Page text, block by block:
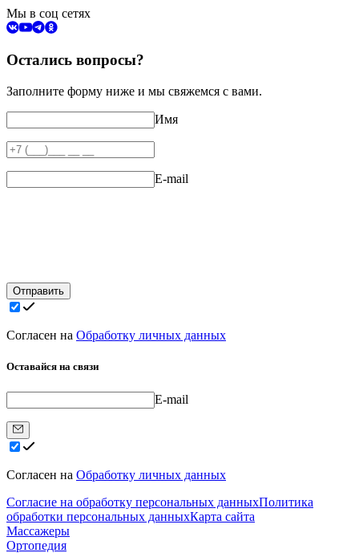
Мы в соц сетях
Остались вопросы?
Заполните форму ниже и мы свяжемся с вами.
Имя
E-mail
Отправить
Согласен на Обработку личных данных
Оставайся на связи
E-mail
Согласен на Обработку личных данных
Согласие на обработку персональных данныхПолитика
обработки персональных данныхКарта сайта
Массажеры
Ортопедия